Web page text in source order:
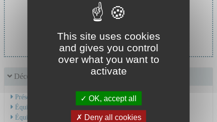
Pr MASSOUBRE Catherine
Découvrir le service
Présentation de l'activité
Équipe Médicale
Équipe Soignante
This site uses cookies
and gives you control
over what you want to
activate
OK, accept all
Deny all cookies